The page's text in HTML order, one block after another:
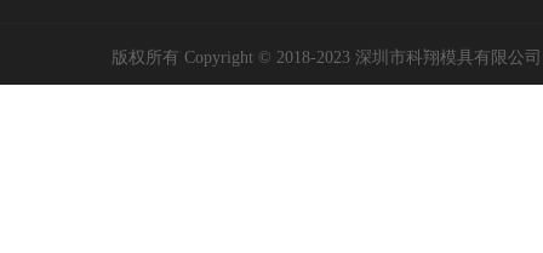
版权所有 Copyright © 2018-2023 深圳市科翔模具有限公